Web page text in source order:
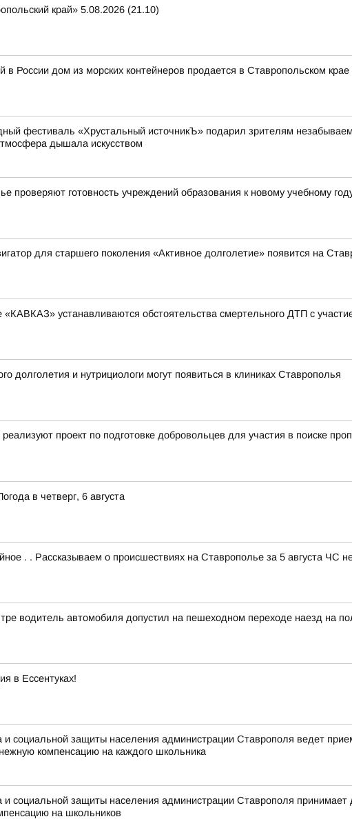
край» 5.08.2026 (21.10)
в России дом из морских контейнеров продается в Ставропольском
фестиваль «Хрустальный источникЪ» подарил зрителям
дышала искусством
проверяют готовность учреждений образования к новому учебному
для старшего поколения «Активное долголетие» появится на
«КАВКАЗ» устанавливаются обстоятельства смертельного ДТП с
долголетия и нутрициологи могут появиться в клиниках Ставрополья
проект по подготовке добровольцев для участия в поиске
в четверг, 6 августа
. . Рассказываем о происшествиях на Ставрополье за 5 августа ЧС
водитель автомобиля допустил на пешеходном переходе наезд на
в Ессентуках!
и социальной защиты населения администрации Ставрополя ведет
компенсацию на каждого школьника
и социальной защиты населения администрации Ставрополя
на школьников